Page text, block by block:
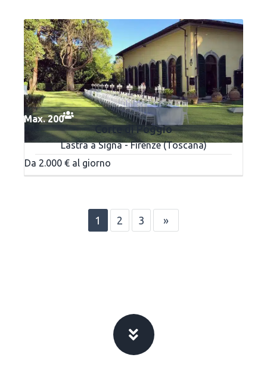
Max. 200
Corte di Poggio
Lastra a Signa - Firenze (Toscana)
Da 2.000 € al giorno
1 2 3 »